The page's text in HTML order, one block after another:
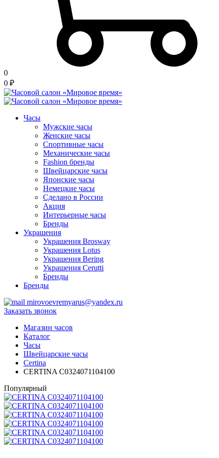
0
0 ₽
Часы
Мужские часы
Женские часы
Спортивные часы
Механические часы
Fashion бренды
Швейцарские часы
Японские часы
Немецкие часы
Сделано в России
Акция
Интерьерные часы
Бренды
Украшения
Украшения Brosway
Украшения Lotus
Украшения Bering
Украшения Cerutti
Бренды
Бренды
mirovoevremyarus@yandex.ru
Заказать звонок
Магазин часов
Каталог
Часы
Швейцарские часы
Certina
CERTINA C0324071104100
Популярный